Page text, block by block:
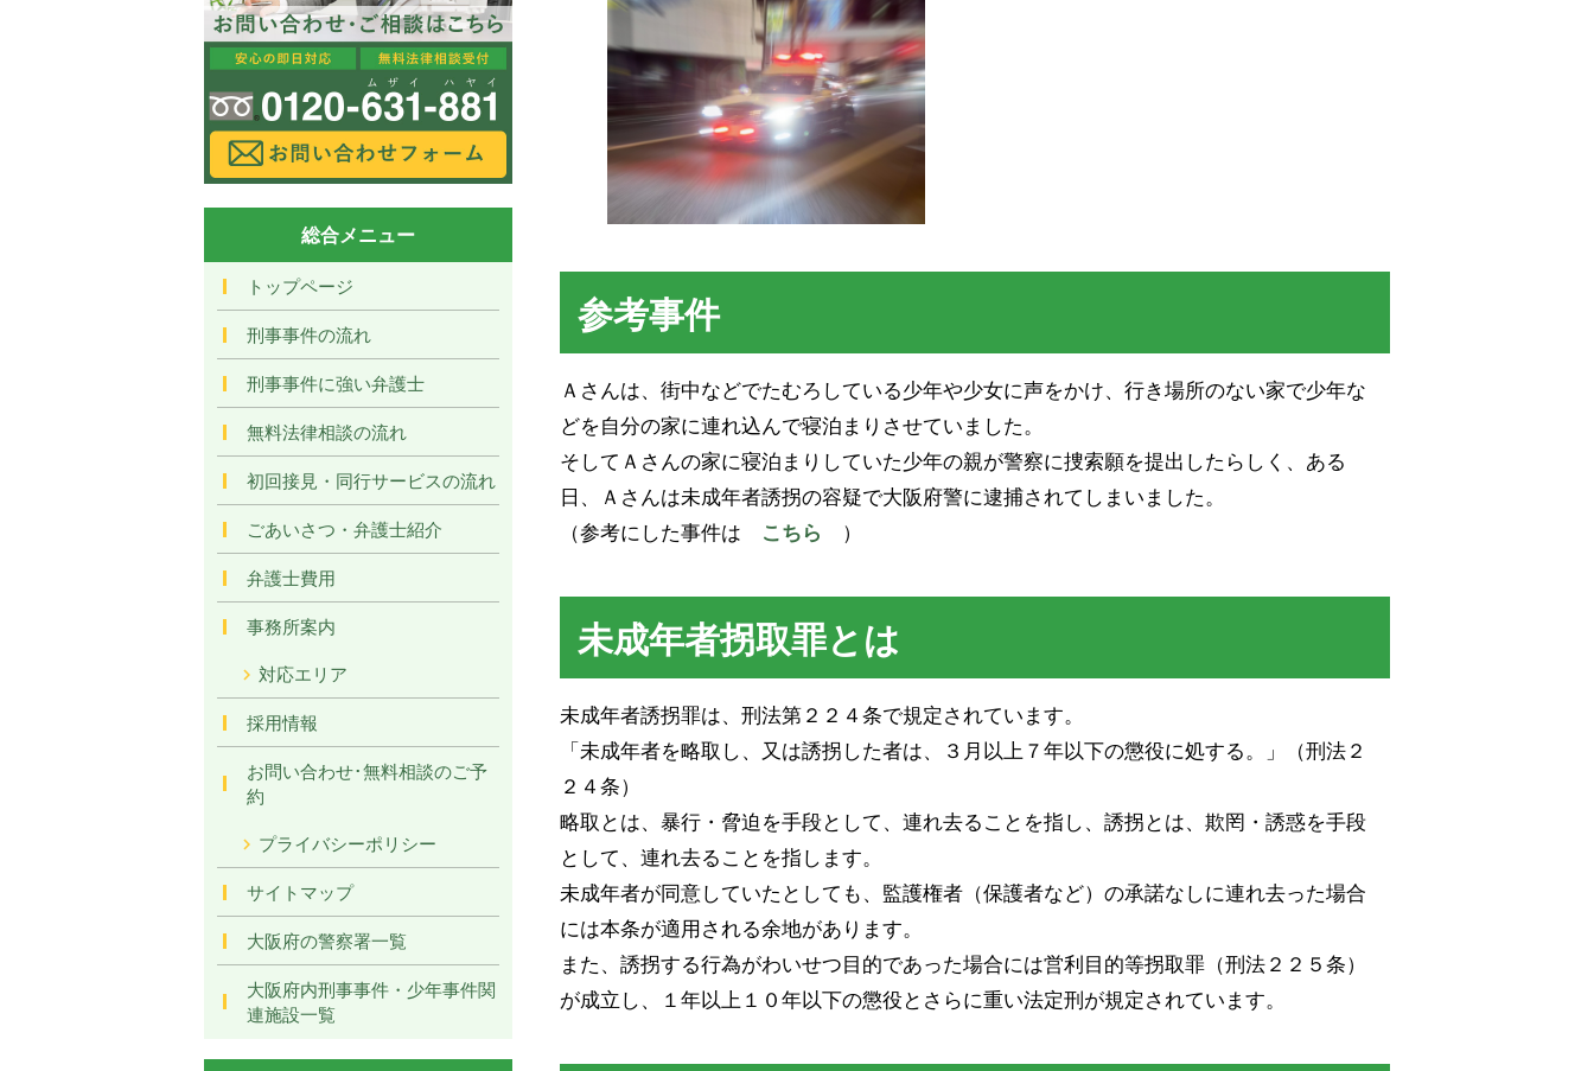
参考事件
Ａさんは、街中などでたむろしている少年や少女に声をかけ、行き場所のない家で少年な
どを自分の家に連れ込んで寝泊まりさせていました。
そしてＡさんの家に寝泊まりしていた少年の親が警察に捜索願を提出したらしく、ある
日、Ａさんは未成年者誘拐の容疑で大阪府警に逮捕されてしまいました。
（参考にした事件は こちら ）
未成年者拐取罪とは
未成年者誘拐罪は、刑法第２２４条で規定されています。
「未成年者を略取し、又は誘拐した者は、３月以上７年以下の懲役に処する。」（刑法２
２４条）
略取とは、暴行・脅迫を手段として、連れ去ることを指し、誘拐とは、欺罔・誘惑を手段
として、連れ去ることを指します。
未成年者が同意していたとしても、監護権者（保護者など）の承諾なしに連れ去った場合
には本条が適用される余地があります。
また、誘拐する行為がわいせつ目的であった場合には営利目的等拐取罪（刑法２２５条）
が成立し、１年以上１０年以下の懲役とさらに重い法定刑が規定されています。
総合メニュー
トップページ
刑事事件の流れ
刑事事件に強い弁護士
無料法律相談の流れ
初回接見・同行サービスの流れ
ごあいさつ・弁護士紹介
弁護士費用
事務所案内
対応エリア
採用情報
お問い合わせ･無料相談のご予
約
プライバシーポリシー
サイトマップ
大阪府の警察署一覧
大阪府内刑事事件・少年事件関
連施設一覧